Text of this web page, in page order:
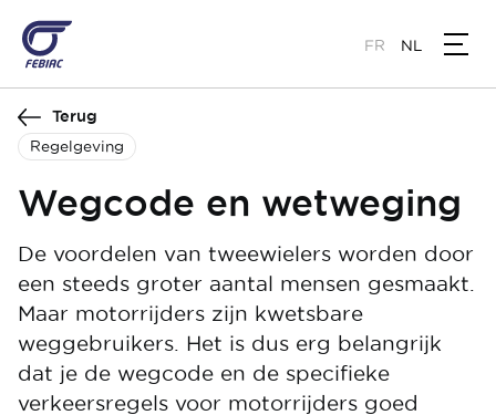
naar
de
inhoud
gaan
FR NL
Terug
Regelgeving
Wegcode en wetweging
De voordelen van tweewielers worden door
een steeds groter aantal mensen gesmaakt.
Maar motorrijders zijn kwetsbare
weggebruikers. Het is dus erg belangrijk
dat je de wegcode en de specifieke
verkeersregels voor motorrijders goed